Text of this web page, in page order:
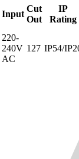
Input
Cut
Out
IP
Rating
220-
240V
AC
127 IP54/